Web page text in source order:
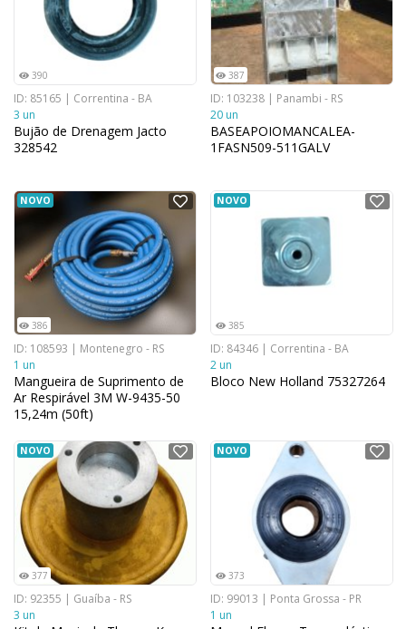
390
ID: 85165 | Correntina - BA
3 un
Bujão de Drenagem Jacto
328542
387
ID: 103238 | Panambi - RS
20 un
BASEAPOIOMANCALEA-
1FASN509-511GALV
NOVO
386
ID: 108593 | Montenegro - RS
1 un
Mangueira de Suprimento de
Ar Respirável 3M W-9435-50
15,24m (50ft)
NOVO
385
ID: 84346 | Correntina - BA
2 un
Bloco New Holland 75327264
NOVO
377
ID: 92355 | Guaíba - RS
3 un
NOVO
373
ID: 99013 | Ponta Grossa - PR
1 un